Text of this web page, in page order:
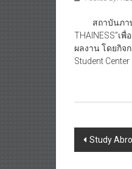
สถาบันภา
THAINESS”เ
ผลงาน โดยกิจ
Student
Post
Study